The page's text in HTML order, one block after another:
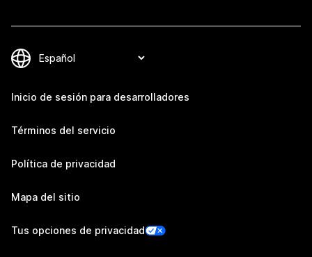
Inicio de sesión para desarrolladores
Términos del servicio
Política de privacidad
Mapa del sitio
Tus opciones de privacidad